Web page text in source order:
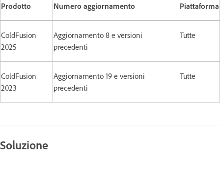
Prodotto Numero aggiornamento Piattaforma
ColdFusion
2025
Aggiornamento 8 e versioni
precedenti
Tutte
ColdFusion
2023
Aggiornamento 19 e versioni
precedenti
Tutte
Soluzione